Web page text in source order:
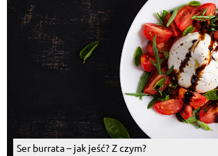
Ser burrata – jak jeść? Z czym?